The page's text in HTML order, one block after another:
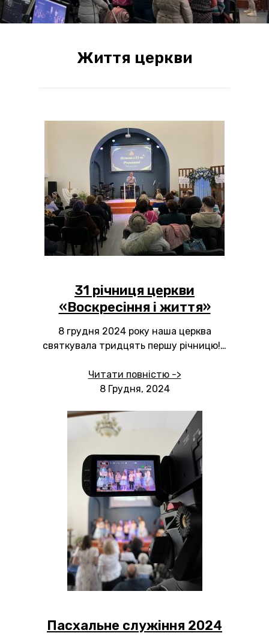
Життя церкви
31 річниця церкви
«Воскресіння і життя»
8 грудня 2024 року наша церква
святкувала тридцять першу річницю!…
Читати повністю ->
8 Грудня, 2024
Пасхальне служіння 2024